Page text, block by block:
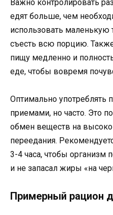
Важно контролировать
едят больше, чем
использовать маленькую
съесть всю порцию.
пищу медленно и
еде, чтобы вовремя
Оптимально
приемами, но часто. Это
обмен веществ на
переедания.
3-4 часа, чтобы организм
и не запасал жиры «на
Примерный рацион